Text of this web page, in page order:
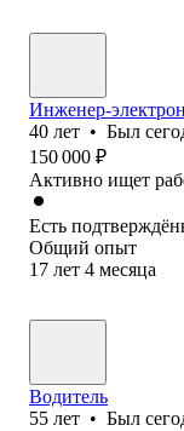
Инженер-
40 лет • Был
150 000 ₽
Активно ищет
Есть
Общий опыт
17 лет 4 месяца
Водитель
55 лет • Был